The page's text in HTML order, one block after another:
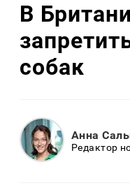
В
собак
Анна
Редактор